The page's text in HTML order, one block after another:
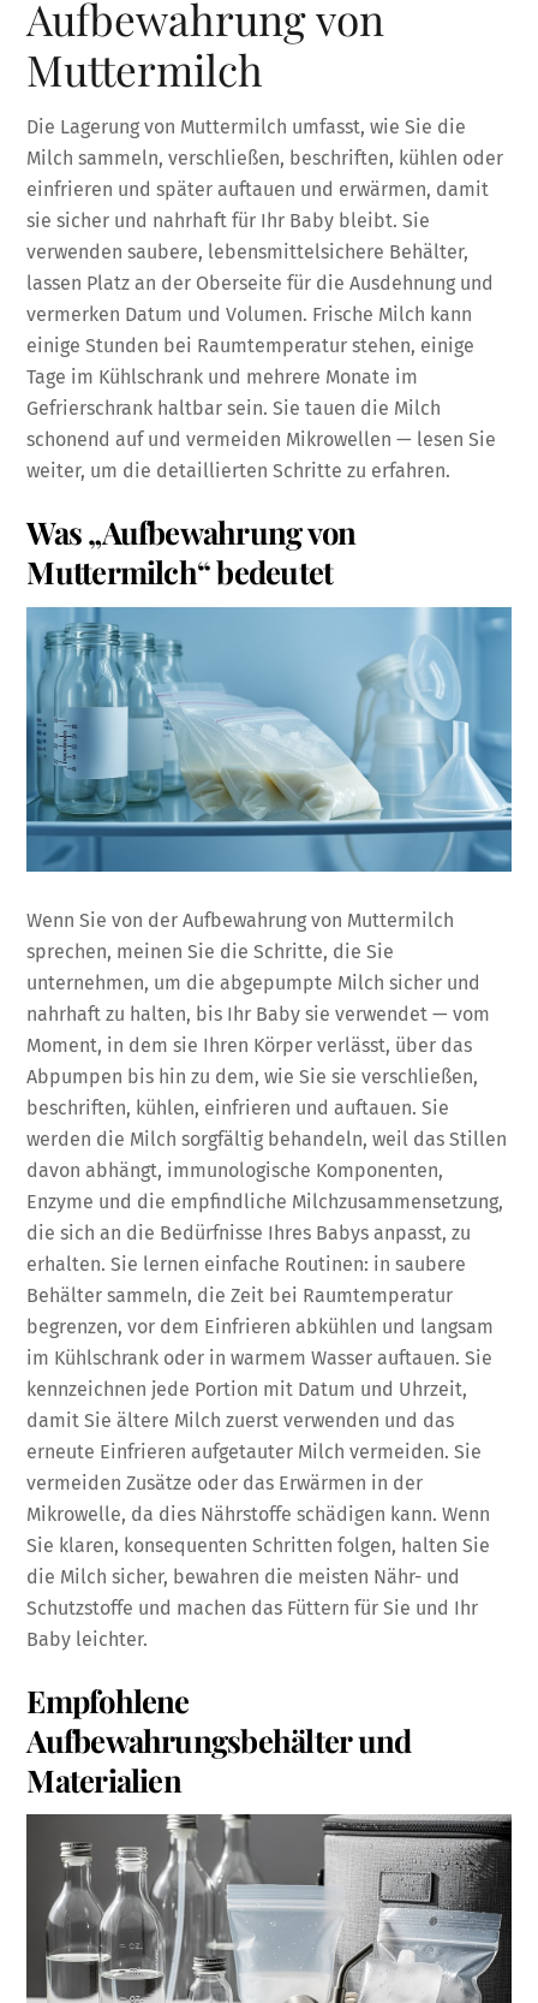
Aufbewahrung von
Muttermilch
Die Lagerung von Muttermilch umfasst, wie Sie die
Milch sammeln, verschließen, beschriften, kühlen oder
einfrieren und später auftauen und erwärmen, damit
sie sicher und nahrhaft für Ihr Baby bleibt. Sie
verwenden saubere, lebensmittelsichere Behälter,
lassen Platz an der Oberseite für die Ausdehnung und
vermerken Datum und Volumen. Frische Milch kann
einige Stunden bei Raumtemperatur stehen, einige
Tage im Kühlschrank und mehrere Monate im
Gefrierschrank haltbar sein. Sie tauen die Milch
schonend auf und vermeiden Mikrowellen — lesen Sie
weiter, um die detaillierten Schritte zu erfahren.
Was „Aufbewahrung von
Muttermilch“ bedeutet
Wenn Sie von der Aufbewahrung von Muttermilch
sprechen, meinen Sie die Schritte, die Sie
unternehmen, um die abgepumpte Milch sicher und
nahrhaft zu halten, bis Ihr Baby sie verwendet — vom
Moment, in dem sie Ihren Körper verlässt, über das
Abpumpen bis hin zu dem, wie Sie sie verschließen,
beschriften, kühlen, einfrieren und auftauen. Sie
werden die Milch sorgfältig behandeln, weil das Stillen
davon abhängt, immunologische Komponenten,
Enzyme und die empfindliche Milchzusammensetzung,
die sich an die Bedürfnisse Ihres Babys anpasst, zu
erhalten. Sie lernen einfache Routinen: in saubere
Behälter sammeln, die Zeit bei Raumtemperatur
begrenzen, vor dem Einfrieren abkühlen und langsam
im Kühlschrank oder in warmem Wasser auftauen. Sie
kennzeichnen jede Portion mit Datum und Uhrzeit,
damit Sie ältere Milch zuerst verwenden und das
erneute Einfrieren aufgetauter Milch vermeiden. Sie
vermeiden Zusätze oder das Erwärmen in der
Mikrowelle, da dies Nährstoffe schädigen kann. Wenn
Sie klaren, konsequenten Schritten folgen, halten Sie
die Milch sicher, bewahren die meisten Nähr- und
Schutzstoffe und machen das Füttern für Sie und Ihr
Baby leichter.
Empfohlene
Aufbewahrungsbehälter und
Materialien